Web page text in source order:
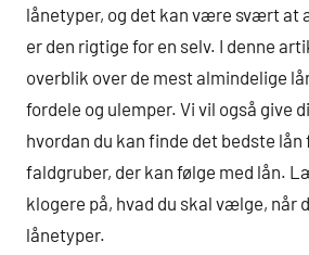
lånetyper, og det kan være svært at
er den rigtige for en selv. I denne
overblik over de mest almindelige
fordele og ulemper. Vi vil også give
hvordan du kan finde det bedste lån
faldgruber, der kan følge med lån.
klogere på, hvad du skal vælge, når
lånetyper.